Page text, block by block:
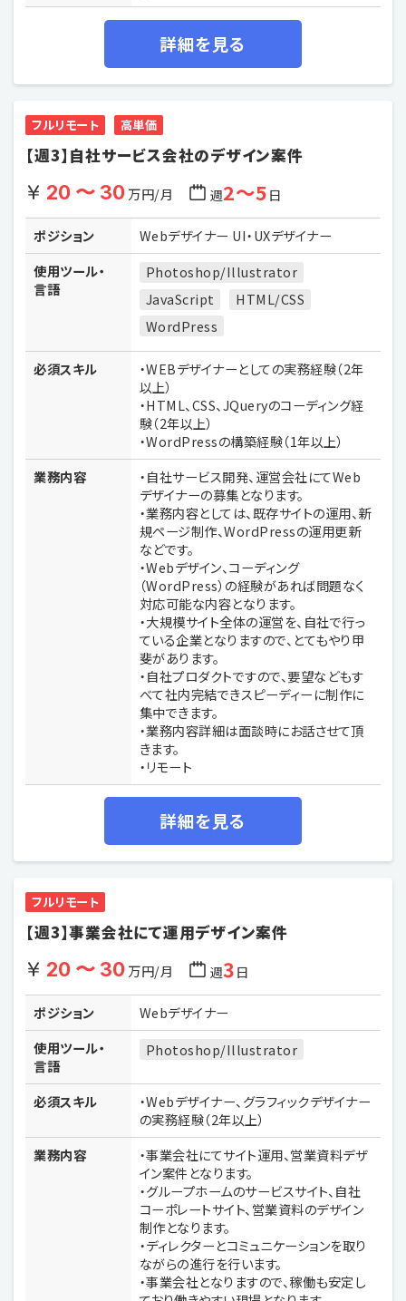
詳細を見る
フルリモート 高単価
【週3】自社サービス会社のデザイン案件
20 〜 30万円/月 週2〜5日
ポジション
Webデザイナー UI・UXデザイナー
使用ツール・
言語
Photoshop/Illustrator
JavaScript
HTML/CSS
WordPress
必須スキル
・WEBデザイナーとしての実務経験（2年
以上）
・HTML、CSS、JQueryのコーディング経
験（2年以上）
・WordPressの構築経験（1年以上）
業務内容
・自社サービス開発、運営会社にてWeb
デザイナーの募集となります。
・業務内容としては、既存サイトの運用、新
規ページ制作、WordPressの運用更新
などです。
・Webデザイン、コーディング
（WordPress）の経験があれば問題なく
対応可能な内容となります。
・大規模サイト全体の運営を、自社で行っ
ている企業となりますので、とてもやり甲
斐があります。
・自社プロダクトですので、要望などもす
べて社内完結できスピーディーに制作に
集中できます。
・業務内容詳細は面談時にお話させて頂
きます。
・リモート
詳細を見る
フルリモート
【週3】事業会社にて運用デザイン案件
20 〜 30万円/月 週3日
ポジション
Webデザイナー
使用ツール・
言語
Photoshop/Illustrator
必須スキル
・Webデザイナー、グラフィックデザイナー
の実務経験（2年以上）
業務内容
・事業会社にてサイト運用、営業資料デザ
イン案件となります。
・グループホームのサービスサイト、自社
コーポレートサイト、営業資料のデザイン
制作となります。
・ディレクターとコミュニケーションを取り
ながらの進行を行います。
・事業会社となりますので、稼働も安定し